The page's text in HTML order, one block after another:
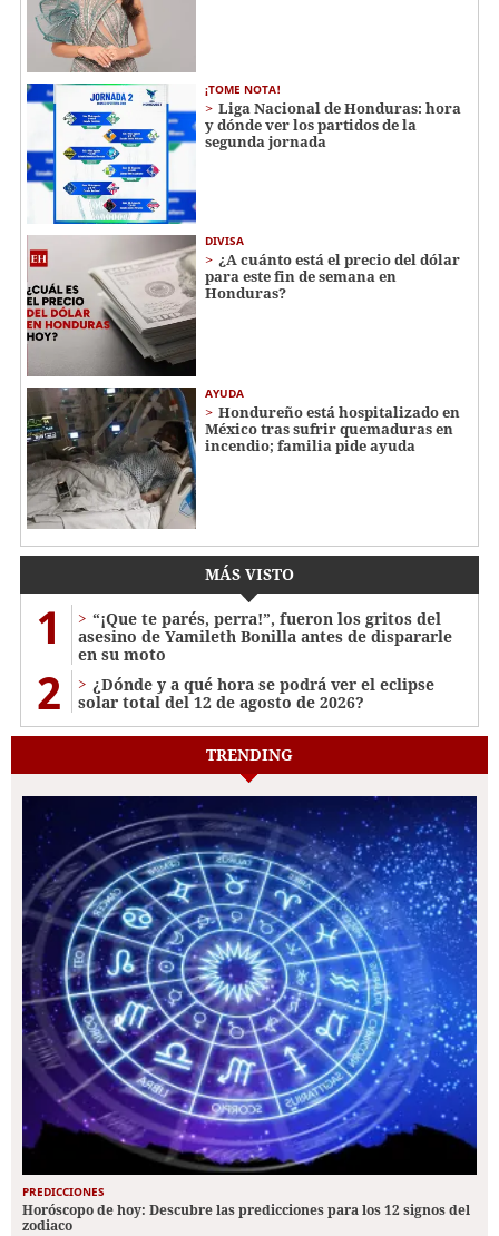
¡TOME NOTA!
Liga Nacional de Honduras: hora
y dónde ver los partidos de la
segunda jornada
DIVISA
¿A cuánto está el precio del dólar
para este fin de semana en
Honduras?
AYUDA
Hondureño está hospitalizado en
México tras sufrir quemaduras en
incendio; familia pide ayuda
MÁS VISTO
1
“¡Que te parés, perra!”, fueron los gritos del
asesino de Yamileth Bonilla antes de dispararle
en su moto
2
¿Dónde y a qué hora se podrá ver el eclipse
solar total del 12 de agosto de 2026?
TRENDING
PREDICCIONES
Horóscopo de hoy: Descubre las predicciones para los 12 signos del
zodiaco